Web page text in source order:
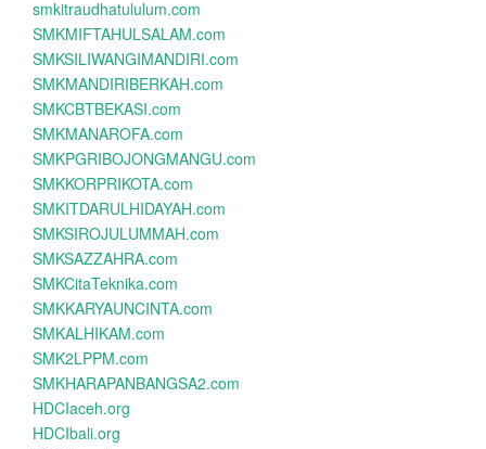
smkitraudhatululum.com
SMKMIFTAHULSALAM.com
SMKSILIWANGIMANDIRI.com
SMKMANDIRIBERKAH.com
SMKCBTBEKASI.com
SMKMANAROFA.com
SMKPGRIBOJONGMANGU.com
SMKKORPRIKOTA.com
SMKITDARULHIDAYAH.com
SMKSIROJULUMMAH.com
SMKSAZZAHRA.com
SMKCitaTeknika.com
SMKKARYAUNCINTA.com
SMKALHIKAM.com
SMK2LPPM.com
SMKHARAPANBANGSA2.com
HDCIaceh.org
HDCIbali.org